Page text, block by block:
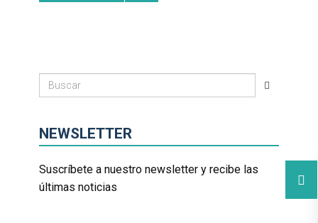
NEWSLETTER
Suscríbete a nuestro newsletter y recibe las
últimas noticias